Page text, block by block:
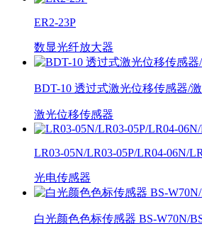
ER2-23P
数显光纤放大器
BDT-10 透过式激光位移传感器/
激光位移传感器
LR03-05N/LR03-05P/LR04-06N/
光电传感器
白光颜色色标传感器 BS-W70N/